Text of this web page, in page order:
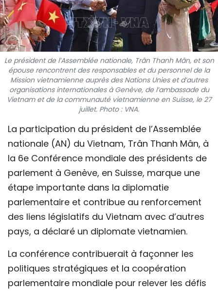
PHOTO
VIDÉO
À PROPOS DU "PEUPLE"
TIẾNG VIỆT
中文
ESPAÑOL
Le président de l’Assemblée nationale, Trân Thanh Mân, et son
épouse rencontrent des responsables et du personnel de la
Mission vietnamienne auprès des Nations Unies et d’autres
organisations internationales à Genève, de l’ambassade du
Vietnam et de la communauté vietnamienne en Suisse, le 27
juillet. Photo : VNA.
La participation du président de l’Assemblée
nationale (AN) du Vietnam, Trân Thanh Mân, à
la 6e Conférence mondiale des présidents de
parlement à Genève, en Suisse, marque une
étape importante dans la diplomatie
parlementaire et contribue au renforcement
des liens législatifs du Vietnam avec d’autres
pays, a déclaré un diplomate vietnamien.
La conférence contribuerait à façonner les
politiques stratégiques et la coopération
parlementaire mondiale pour relever les défis